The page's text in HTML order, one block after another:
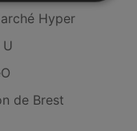
Hyper
de Brest